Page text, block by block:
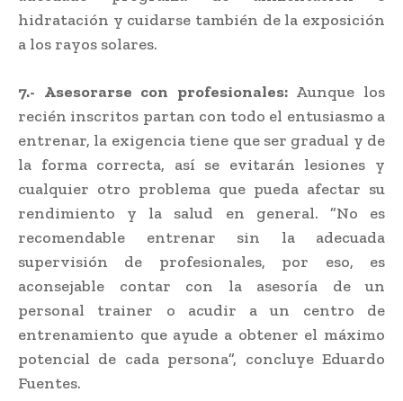
hidratación y cuidarse también de la exposición
a los rayos solares.
7.- Asesorarse con profesionales:Aunque los
recién inscritos partan con todo el entusiasmo a
entrenar, la exigencia tiene que ser gradual y de
la forma correcta, así se evitarán lesiones y
cualquier otro problema que pueda afectar su
rendimiento y la salud en general. ”No es
recomendable entrenar sin la adecuada
supervisión de profesionales, por eso, es
aconsejable contar con la asesoría de un
personal trainer o acudir a un centro de
entrenamiento que ayude a obtener el máximo
potencial de cada persona”, concluye Eduardo
Fuentes.